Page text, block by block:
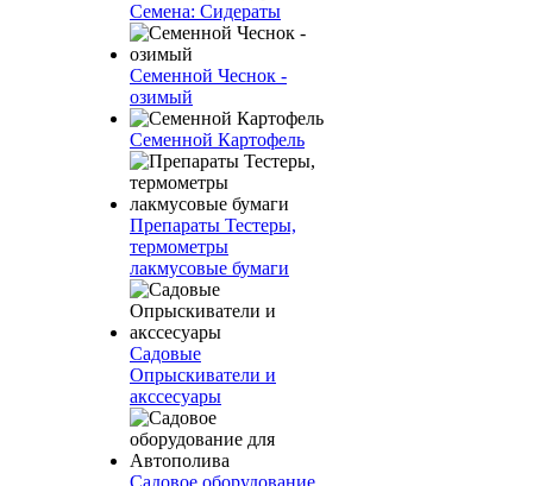
Семена: Сидераты
Семенной Чеснок -
озимый
Семенной Картофель
Препараты Тестеры,
термометры
лакмусовые бумаги
Садовые
Опрыскиватели и
акссесуары
Садовое оборудование